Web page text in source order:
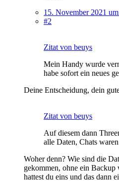
15. November 2021
#2
Zitat von beuys
Mein Handy wurde
habe sofort ein neues
Deine Entscheidung, dein
Zitat von beuys
Auf diesem dann
alle Daten, Chats
Woher denn? Wie sind die
gekommen, ohne ein Backup
hattest du eins und das dann